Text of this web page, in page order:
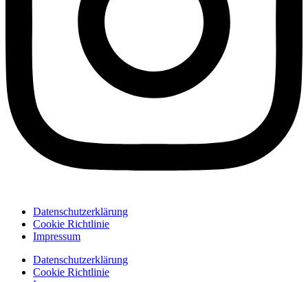
Datenschutzerklärung
Cookie Richtlinie
Impressum
Datenschutzerklärung
Cookie Richtlinie